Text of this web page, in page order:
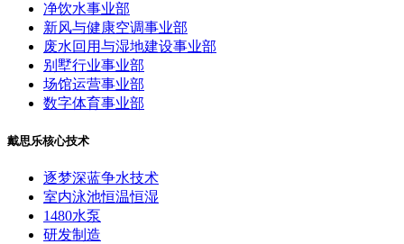
净饮水事业部
新风与健康空调事业部
废水回用与湿地建设事业部
别墅行业事业部
场馆运营事业部
数字体育事业部
戴思乐核心技术
逐梦深蓝争水技术
室内泳池恒温恒湿
1480水泵
研发制造